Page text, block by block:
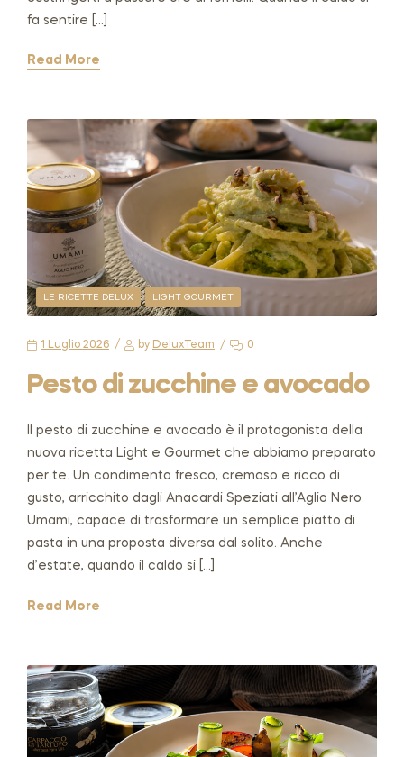
fa sentire […]
Read More
LE RICETTE DELUX LIGHT GOURMET
1 Luglio 2026 by DeluxTeam 0
Pesto di zucchine e avocado
Il pesto di zucchine e avocado è il protagonista della
nuova ricetta Light e Gourmet che abbiamo preparato
per te. Un condimento fresco, cremoso e ricco di
gusto, arricchito dagli Anacardi Speziati all’Aglio Nero
Umami, capace di trasformare un semplice piatto di
pasta in una proposta diversa dal solito. Anche
d’estate, quando il caldo si […]
Read More